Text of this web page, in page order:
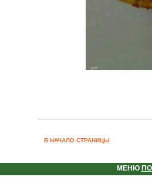
В НАЧАЛО СТРАНИЦЫ
МЕНЮ